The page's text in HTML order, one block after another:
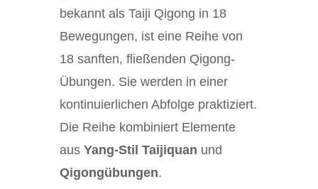
bekannt als Taiji Qigong in 18
Bewegungen, ist eine Reihe von
18 sanften, fließenden Qigong-
Übungen. Sie werden in einer
kontinuierlichen Abfolge praktiziert.
Die Reihe kombiniert Elemente
aus Yang-Stil Taijiquan und
Qigongübungen.